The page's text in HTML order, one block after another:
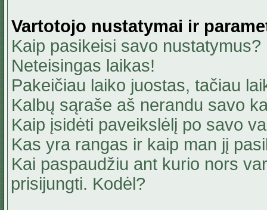
Vartotojo nustatymai ir
Kaip pasikeisi savo nustatymus?
Neteisingas laikas!
Pakeičiau laiko juostas, tačiau
Kalbų sąraše aš nerandu savo
Kaip įsidėti paveikslėlį po savo
Kas yra rangas ir kaip man jį
Kai paspaudžiu ant kurio nors
prisijungti. Kodėl?